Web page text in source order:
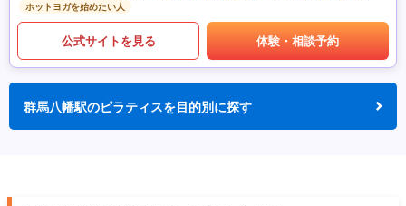
ホットヨガを始めたい人
公式サイトを見る 体験・相談予約
群馬八幡駅のピラティスを目的別に探す